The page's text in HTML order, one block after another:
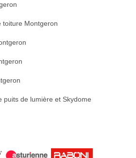
toiture Montgeron
puits de lumière et Skydome